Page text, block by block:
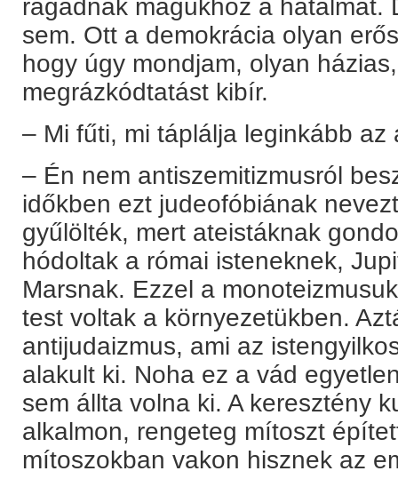
ragadnák magukhoz a hatalmat.
sem. Ott a demokrácia olyan
hogy úgy mondjam, olyan
megrázkódtatást kibír.
– Mi fűti, mi táplálja leginkább az
– Én nem antiszemitizmusról
időkben ezt judeofóbiának
gyűlölték, mert ateistáknak
hódoltak a római isteneknek,
Marsnak. Ezzel a
test voltak a környezetükben.
antijudaizmus, ami az
alakult ki. Noha ez a vád
sem állta volna ki. A keresztény
alkalmon, rengeteg mítoszt
mítoszokban vakon hisznek az